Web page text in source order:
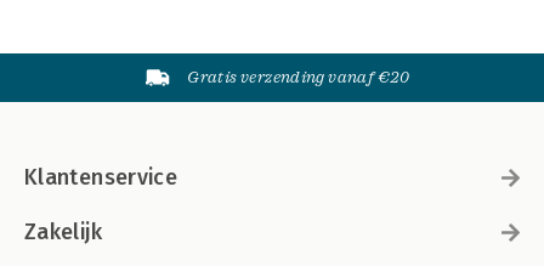
Gratis verzending vanaf €20
Klantenservice
Zakelijk